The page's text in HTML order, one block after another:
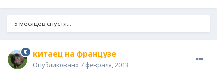
5 месяцев спустя...
китаец на французе
Опубликовано 7 февраля, 2013